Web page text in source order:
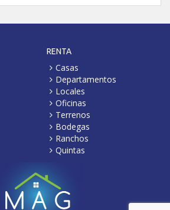
RENTA
Casas
Departamentos
Locales
Oficinas
Terrenos
Bodegas
Ranchos
Quintas